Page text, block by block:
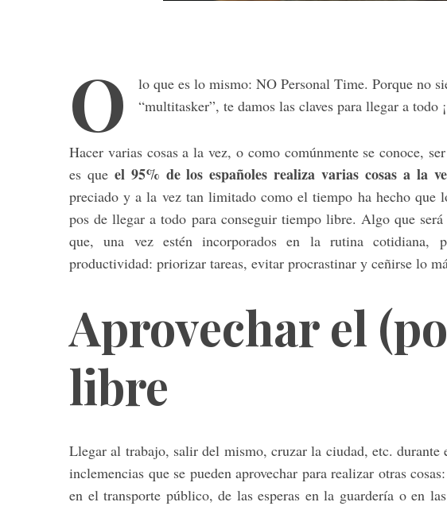
O
lo que es lo mismo: NO Personal Time. Porque no
“multitasker”, te damos las claves para llegar a todo
Hacer varias cosas a la vez, o como comúnmente se conoce,
es que el 95% de los españoles realiza varias cosas a la
preciado y a la vez tan limitado como el tiempo ha hecho que
pos de llegar a todo para conseguir tiempo libre. Algo que
que, una vez estén incorporados en la rutina cotidiana,
productividad: priorizar tareas, evitar procrastinar y ceñirse lo
Aprovechar el
libre
Llegar al trabajo, salir del mismo, cruzar la ciudad, etc. durante
inclemencias que se pueden aprovechar para realizar otras
en el transporte público, de las esperas en la guardería o en
S